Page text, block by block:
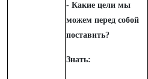
- Какие цели мы
можем перед собой
поставить?
Знать: